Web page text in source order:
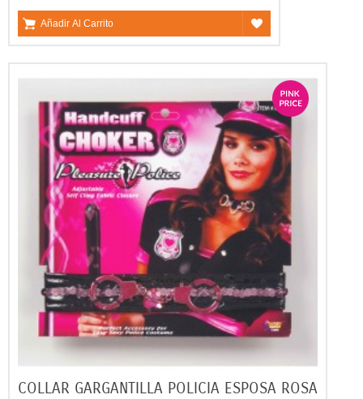
Añadir Al Carrito
COLLAR GARGANTILLA POLICIA ESPOSA ROSA